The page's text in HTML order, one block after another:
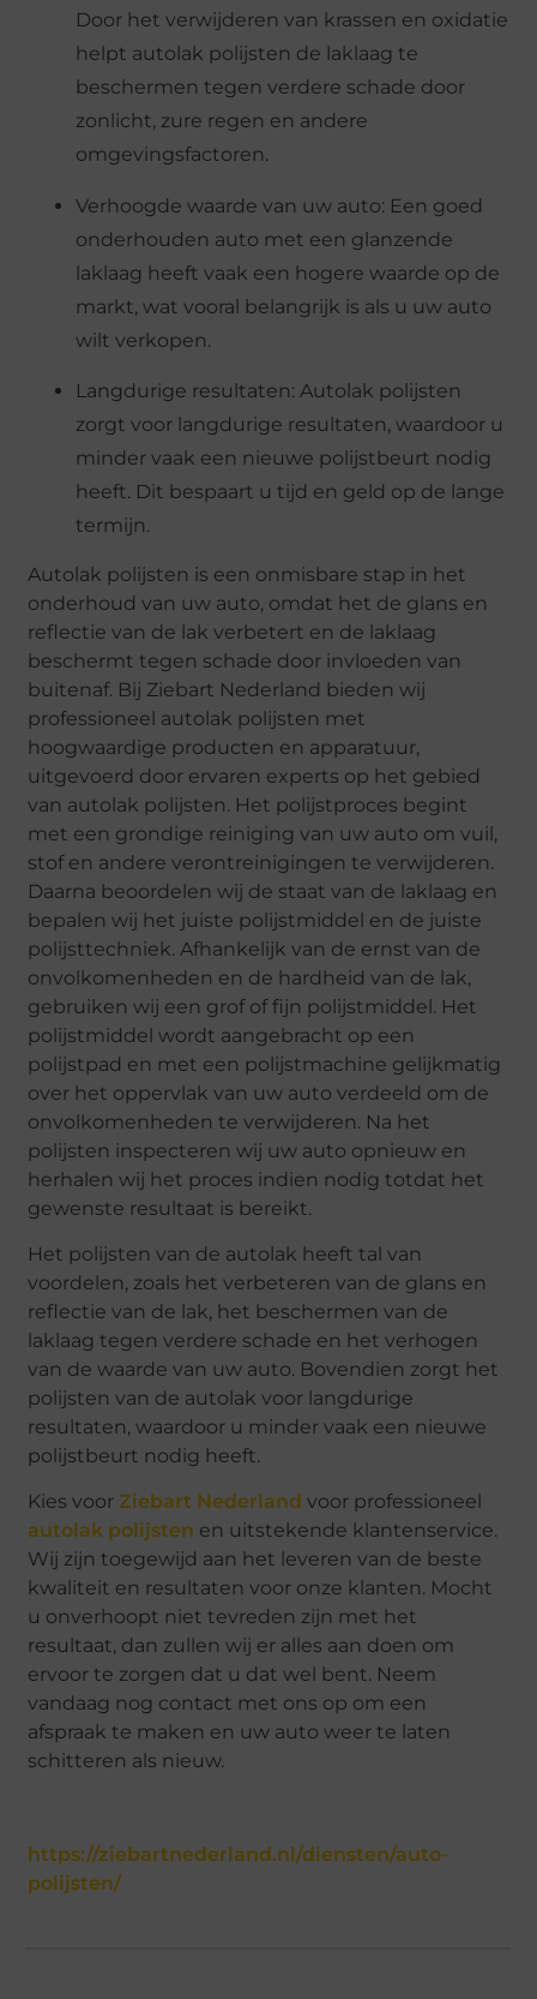
Door het verwijderen van krassen en oxidatie
helpt autolak polijsten de laklaag te
beschermen tegen verdere schade door
zonlicht, zure regen en andere
omgevingsfactoren.
Verhoogde waarde van uw auto: Een goed
onderhouden auto met een glanzende
laklaag heeft vaak een hogere waarde op de
markt, wat vooral belangrijk is als u uw auto
wilt verkopen.
Langdurige resultaten: Autolak polijsten
zorgt voor langdurige resultaten, waardoor u
minder vaak een nieuwe polijstbeurt nodig
heeft. Dit bespaart u tijd en geld op de lange
termijn.
Autolak polijsten is een onmisbare stap in het
onderhoud van uw auto, omdat het de glans en
reflectie van de lak verbetert en de laklaag
beschermt tegen schade door invloeden van
buitenaf. Bij Ziebart Nederland bieden wij
professioneel autolak polijsten met
hoogwaardige producten en apparatuur,
uitgevoerd door ervaren experts op het gebied
van autolak polijsten. Het polijstproces begint
met een grondige reiniging van uw auto om vuil,
stof en andere verontreinigingen te verwijderen.
Daarna beoordelen wij de staat van de laklaag en
bepalen wij het juiste polijstmiddel en de juiste
polijsttechniek. Afhankelijk van de ernst van de
onvolkomenheden en de hardheid van de lak,
gebruiken wij een grof of fijn polijstmiddel. Het
polijstmiddel wordt aangebracht op een
polijstpad en met een polijstmachine gelijkmatig
over het oppervlak van uw auto verdeeld om de
onvolkomenheden te verwijderen. Na het
polijsten inspecteren wij uw auto opnieuw en
herhalen wij het proces indien nodig totdat het
gewenste resultaat is bereikt.
Het polijsten van de autolak heeft tal van
voordelen, zoals het verbeteren van de glans en
reflectie van de lak, het beschermen van de
laklaag tegen verdere schade en het verhogen
van de waarde van uw auto. Bovendien zorgt het
polijsten van de autolak voor langdurige
resultaten, waardoor u minder vaak een nieuwe
polijstbeurt nodig heeft.
Kies voorZiebart Nederland voor professioneel
autolak polijsten en uitstekende klantenservice.
Wij zijn toegewijd aan het leveren van de beste
kwaliteit en resultaten voor onze klanten. Mocht
u onverhoopt niet tevreden zijn met het
resultaat, dan zullen wij er alles aan doen om
ervoor te zorgen dat u dat wel bent. Neem
vandaag nog contact met ons op om een
afspraak te maken en uw auto weer te laten
schitteren als nieuw.
https://ziebartnederland.nl/diensten/auto-
polijsten/